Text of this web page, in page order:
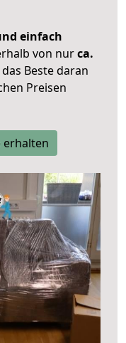
einfach
von nurca.
Beste daran
Preisen
erhalten